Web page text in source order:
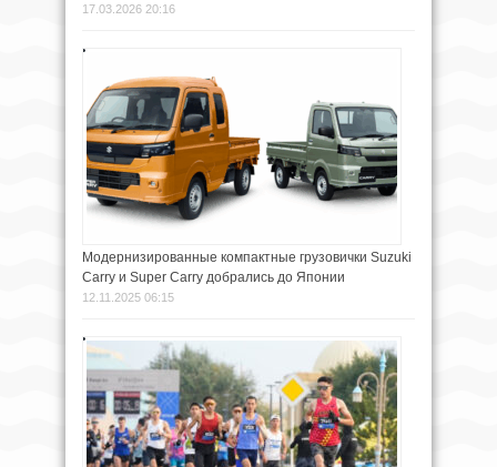
17.03.2026 20:16
Модернизированные компактные грузовички Suzuki
Carry и Super Carry добрались до Японии
12.11.2025 06:15